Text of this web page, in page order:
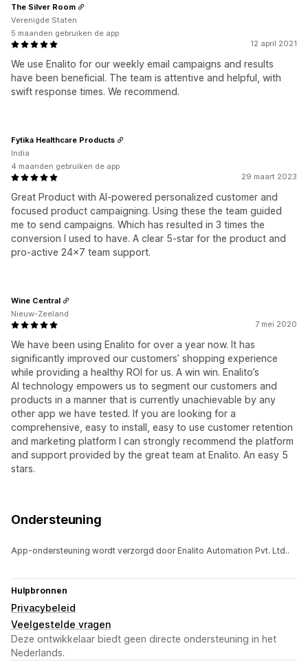
12 april 2021
We use Enalito for our weekly email campaigns and results
have been beneficial. The team is attentive and helpful, with
swift response times. We recommend.
The Silver Room
Verenigde Staten
5 maanden gebruiken de app
29 maart 2023
Great Product with AI-powered personalized customer and
focused product campaigning. Using these the team guided
me to send campaigns. Which has resulted in 3 times the
conversion I used to have. A clear 5-star for the product and
pro-active 24x7 team support.
Fytika Healthcare Products
India
4 maanden gebruiken de app
7 mei 2020
We have been using Enalito for over a year now. It has
significantly improved our customers’ shopping experience
while providing a healthy ROI for us. A win win. Enalito’s
AI technology empowers us to segment our customers and
products in a manner that is currently unachievable by any
other app we have tested. If you are looking for a
comprehensive, easy to install, easy to use customer retention
and marketing platform I can strongly recommend the platform
and support provided by the great team at Enalito. An easy 5
stars.
Wine Central
Nieuw-Zeeland
Ondersteuning
App-ondersteuning wordt verzorgd door Enalito Automation Pvt. Ltd..
Hulpbronnen
Privacybeleid
Veelgestelde vragen
Deze ontwikkelaar biedt geen directe ondersteuning in het
Nederlands.